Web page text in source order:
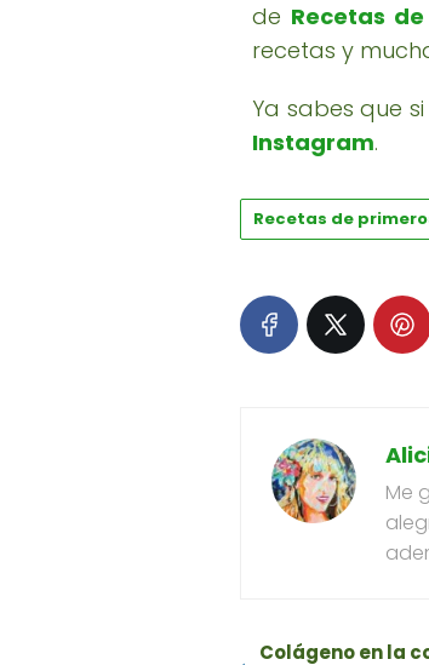
de Recetas
recetas y
Ya sabes que
Instagram.
Recetas de
Me
Colágeno en la